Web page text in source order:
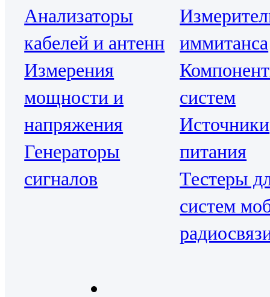
Анализаторы
кабелей и антенн
Измерения
мощности и
напряжения
Генераторы
сигналов
иммитанса
систем
Источники
питания
Тестеры
систем